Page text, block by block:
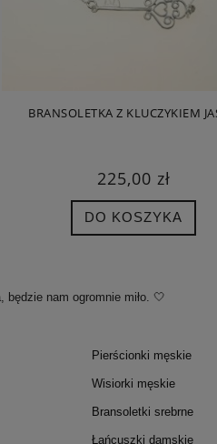
BRANSOLETKA Z KLUCZYKIEM
225,00 zł
DO KOSZYKA
nam ogromnie miło. 🤍
Pierścionki męskie
Wisiorki męskie
Bransoletki srebrne
Łańcuszki damskie